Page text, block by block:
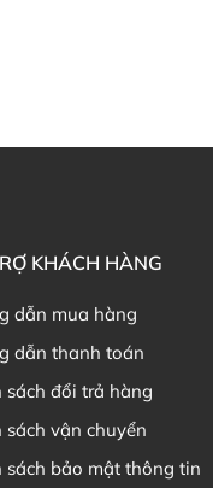
natri, cần thận
Ural Lemon và
Ural Lemon và
phù hợp với nhiều
KHÁCH HÀNG
dẫn mua hàng
dẫn thanh toán
sách đổi trả hàng
sách vận chuyển
sách bảo mật thông tin